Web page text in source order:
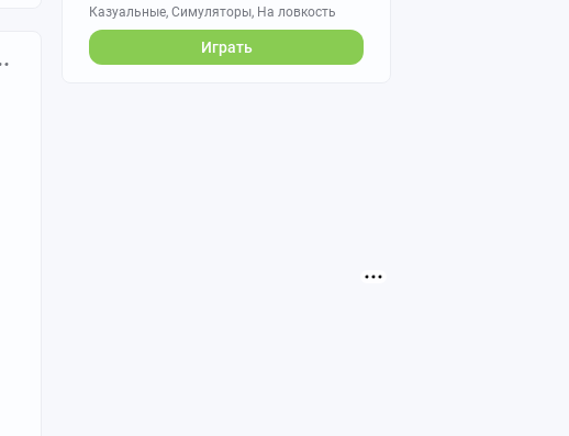
Казуальные, Симуляторы, На ловкость
Играть